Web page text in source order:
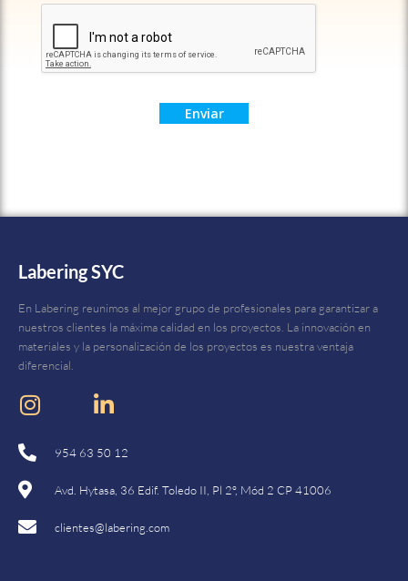
la Política de privacidad.
Enviar
Labering SYC
En Labering reunimos al mejor grupo de profesionales para garantizar a
nuestros clientes la máxima calidad en los proyectos. La innovación en
materiales y la personalización de los proyectos es nuestra ventaja
diferencial.
954 63 50 12
Avd. Hytasa, 36 Edif. Toledo II, Pl 2º, Mód 2 CP 41006
clientes@labering.com